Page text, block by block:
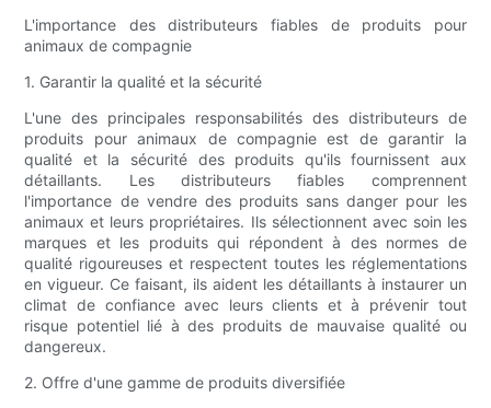
L'importance des distributeurs fiables de produits pour
animaux de compagnie
1. Garantir la qualité et la sécurité
L'une des principales responsabilités des distributeurs de
produits pour animaux de compagnie est de garantir la
qualité et la sécurité des produits qu'ils fournissent aux
détaillants. Les distributeurs fiables comprennent
l'importance de vendre des produits sans danger pour les
animaux et leurs propriétaires. Ils sélectionnent avec soin les
marques et les produits qui répondent à des normes de
qualité rigoureuses et respectent toutes les réglementations
en vigueur. Ce faisant, ils aident les détaillants à instaurer un
climat de confiance avec leurs clients et à prévenir tout
risque potentiel lié à des produits de mauvaise qualité ou
dangereux.
2. Offre d'une gamme de produits diversifiée